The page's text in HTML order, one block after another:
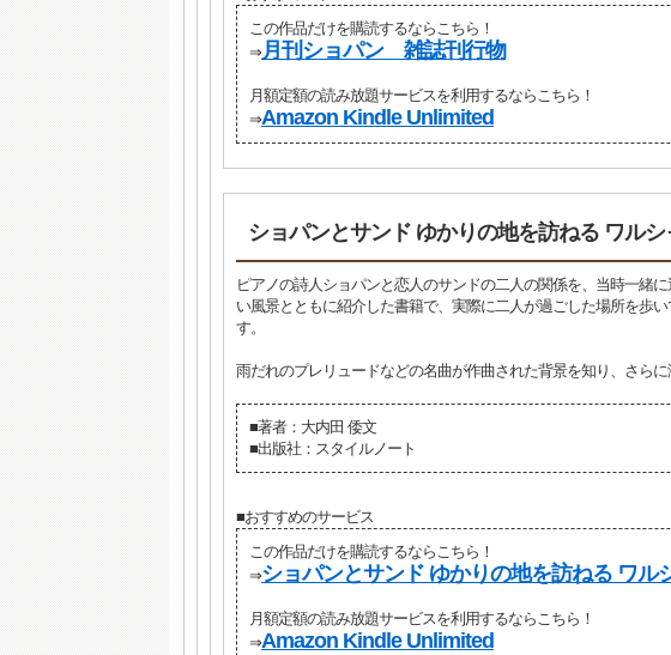
この作品だけを購読するならこちら！
⇒月刊ショパン 雑誌刊行物
月額定額の読み放題サービスを利用するならこちら！
⇒Amazon Kindle Unlimited
ショパンとサンド ゆかりの地を訪ねる ワルシ
ピアノの詩人ショパンと恋人のサンドの二人の関係を、当時一緒
い風景とともに紹介した書籍で、実際に二人が過ごした場所を歩
す。
雨だれのプレリュードなどの名曲が作曲された背景を知り、さら
■著者：大内田 倭文
■出版社：スタイルノート
■おすすめのサービス
この作品だけを購読するならこちら！
⇒ショパンとサンド ゆかりの地を訪ねる ワル
月額定額の読み放題サービスを利用するならこちら！
⇒Amazon Kindle Unlimited